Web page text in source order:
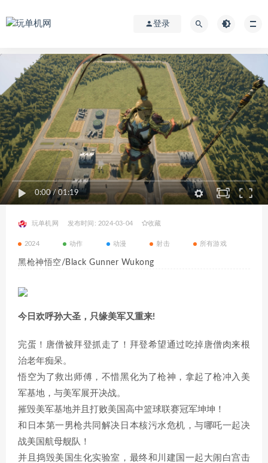
登录
0:00/01:19
玩单机网 发布时间: 2024-03-04 收藏
2024 动作 动漫 射击 所有游戏
黑枪神悟空/Black Gunner Wukong
今日欢呼孙大圣，只缘美军又重来!
完蛋！唐僧被拜登抓走了！拜登希望通过吃掉唐僧肉来根
治老年痴呆。
悟空为了救出师傅，不惜黑化为了枪神，拿起了枪冲入美
军基地，与美军展开决战。
摧毁美军基地并且打败美国高中篮球联赛冠军坤坤！
和日本第一男枪共同解决日本核污水危机，与哪吒一起决
战美国航母舰队！
并且捣毁美国生化实验室，最终和川建国一起大闹白宫击